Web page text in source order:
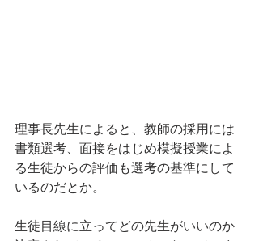
理事長先生によると、教師の採用には
書類選考、面接をはじめ模擬授業によ
る生徒からの評価も選考の基準にして
いるのだとか。
生徒目線に立ってどの先生がいいのか